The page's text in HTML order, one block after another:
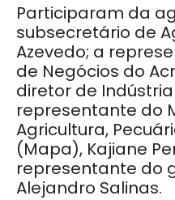
Participaram da
subsecretário de
Azevedo; a
de Negócios do
diretor de
representante do
Agricultura,
(Mapa), Kajiane
representante do
Alejandro Salinas.